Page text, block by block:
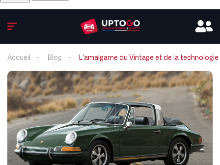
Accueil Blog L'amalgame du Vintage et de la